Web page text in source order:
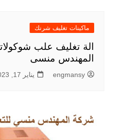
ماكينات تغليف شرنك
المهندس منسى
engmansy يناير 17, 2023